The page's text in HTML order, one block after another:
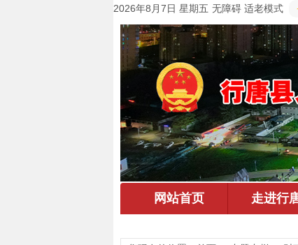
2026年8月7日 星期五 无障碍 适老模式